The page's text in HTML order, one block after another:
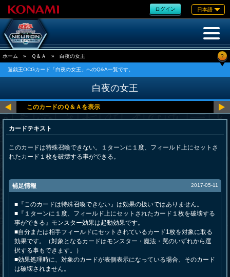
ログイン 日本語
ホーム » Ｑ＆Ａ » 白夜の女王 ?
遊戯王OCGカード「白夜の女王」へのQ&A一覧です。
白夜の女王
カードテキスト
このカードは特殊召喚できない。１ターンに１度、フィールド上にセットさ
れたカード１枚を破壊する事ができる。
補足情報 2017-05-11
■『このカードは特殊召喚できない』は効果の扱いではありません。
■『１ターンに１度、フィールド上にセットされたカード１枚を破壊する
事ができる』モンスター効果は起動効果です。
■自分または相手フィールドにセットされているカード1枚を対象に取る
効果です。（対象となるカードはモンスター・魔法・罠のいずれから選
択する事もできます。）
■効果処理時に、対象のカードが表側表示になっている場合、そのカード
は破壊されません。